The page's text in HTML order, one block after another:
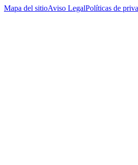
Mapa del sitioAviso LegalPolíticas de